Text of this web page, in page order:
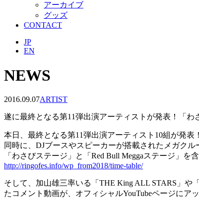
アーカイブ
グッズ
CONTACT
JP
EN
NEWS
2016.09.07ARTIST
遂に最終となる第11弾出演アーティストが発表！「わ
本日、最終となる第11弾出演アーティスト10組が発表
同時に、DJブースやスピーカーが搭載されたメガクル
「わさびステージ」と「Red Bull Meggaステージ」を
http://ringofes.info/wp_from2018/time-table/
そして、加山雄三率いる「THE King ALL STARS」や
たコメント動画が、オフィシャルYouTubeページにア